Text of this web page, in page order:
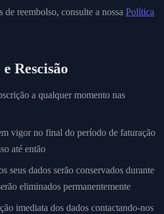
de reembolso, consulte a nossa Política
Rescisão
a qualquer momento nas
vigor no final do período de faturação
até então
seus dados serão conservados durante
eliminados permanentemente
imediata dos dados contactando-nos